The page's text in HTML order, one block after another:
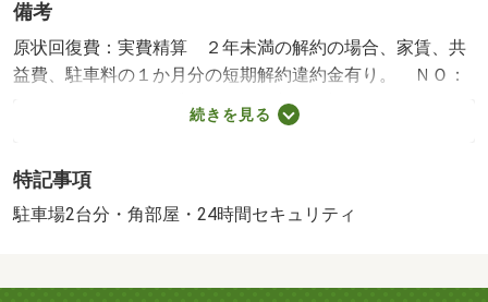
備考
原状回復費：実費精算 ２年未満の解約の場合、家賃、共
益費、駐車料の１か月分の短期解約違約金有り。 ＮＯ：
７８１３８９８・賃貸保証等：加入要（初回保証料 月額
総支払額１００％ 月額総支払額８６４円）・維持費等：
ビニ、飲食店近隣にございます！敷金礼金０円！・バイク
置場：なし・駐輪場：なし/保証委託料 41300円/消臭除菌
続きを見る
特記事項
駐車場2台分・角部屋・24時間セキュリティ